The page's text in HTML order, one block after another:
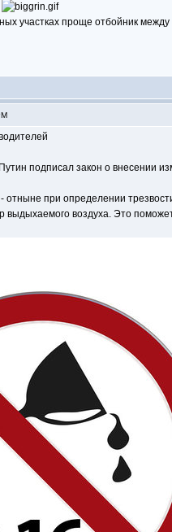
участках проще отбойник
подписал закон о внесении
отныне при определении
выдыхаемого воздуха. Это